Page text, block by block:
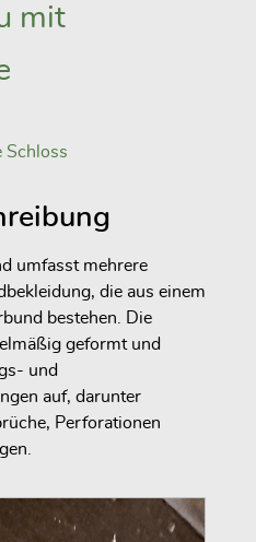
mit
Schloss
umfasst mehrere
die aus einem
bestehen. Die
geformt und
und
auf, darunter
Perforationen